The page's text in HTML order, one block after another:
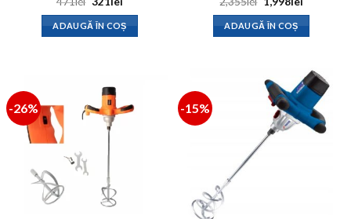
Evaluat la
5.00din 5
a
fost:
471lei.
este:
321lei.
ADAUGĂ ÎN COȘ
inițial
a
fost:
2,355lei.
ADAUGĂ ÎN COȘ
-26% -15%